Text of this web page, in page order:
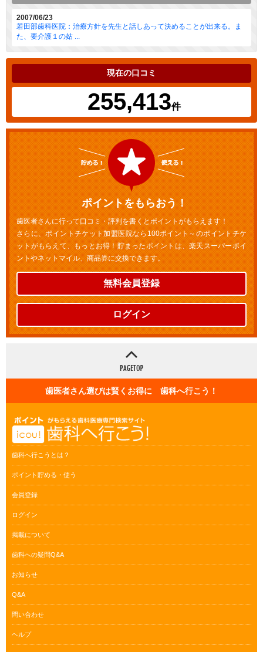
2007/06/23
若田部歯科医院：治療方針を先生と話しあって決めることが出来る。ま
た、要介護１の姑 ...
現在の口コミ
255,413件
ポイントをもらおう！
歯医者さんに行って口コミ・評判を書くとポイントがもらえます！
さらに、ポイントチケット加盟医院なら100ポイント～のポイントチケ
ットがもらえて、もっとお得！貯まったポイントは、楽天スーパーポイ
ントやネットマイル、商品券に交換できます。
無料会員登録
ログイン
歯医者さん選びは賢くお得に 歯科へ行こう！
歯科へ行こうとは？
ポイント貯める・使う
会員登録
ログイン
掲載について
歯科への疑問Q&A
お知らせ
Q&A
問い合わせ
ヘルプ